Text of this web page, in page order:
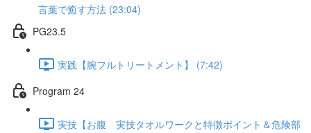
言葉で癒す方法 (23:04)
PG23.5
実践【腕フルトリートメント】 (7:42)
Program 24
実技【お腹 実技タオルワークと特徴ポイント＆危険部